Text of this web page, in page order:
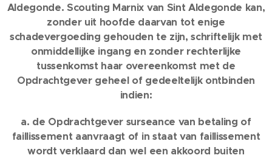
Aldegonde. Scouting Marnix van Sint Aldegonde kan,
zonder uit hoofde daarvan tot enige
schadevergoeding gehouden te zijn, schriftelijk met
onmiddellijke ingang en zonder rechterlijke
tussenkomst haar overeenkomst met de
Opdrachtgever geheel of gedeeltelijk ontbinden
indien:
a. de Opdrachtgever surseance van betaling of
faillissement aanvraagt of in staat van faillissement
wordt verklaard dan wel een akkoord buiten